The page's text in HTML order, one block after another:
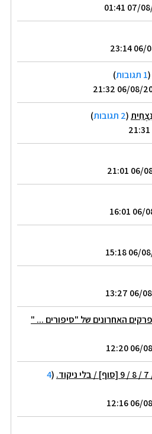
(1 תגובות
)
(2 תגובות
)
האחרונים של "סיפורים ... "
(
4